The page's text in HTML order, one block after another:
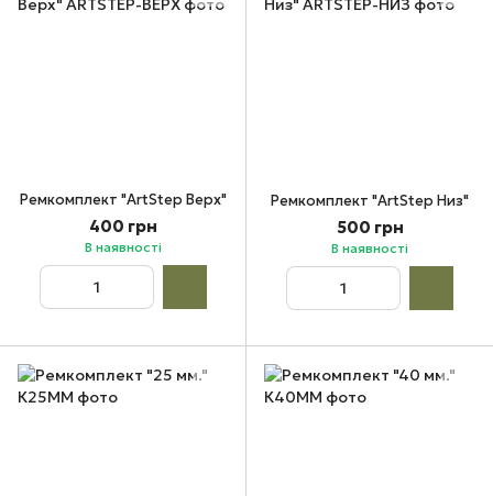
Ремкомплект "ArtStep Верх"
400 грн
В наявності
Ремкомплект "ArtStep Низ"
500 грн
В наявності